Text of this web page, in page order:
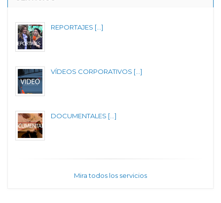
REPORTAJES [...]
VÍDEOS CORPORATIVOS [...]
DOCUMENTALES [...]
Mira todos los servicios